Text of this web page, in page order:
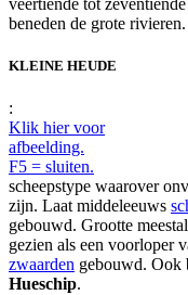
veertiende tot
beneden de grote rivieren.
KLEINE HEUDE
:
Klik hier voor
afbeelding.
F5 = sluiten.
scheepstype waarover
zijn. Laat middeleeuws
gebouwd. Grootte
gezien als een voorloper
zwaarden gebouwd. Ook
Hueschip.